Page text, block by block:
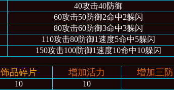
40攻击40防御
60攻击50防御2命中2躲闪
80攻击60防御3命中3躲闪
110攻击80防御1速度5命中5躲闪
150攻击100防御1速度10命中10躲闪
饰品碎片 增加活力 增加三防
10
10